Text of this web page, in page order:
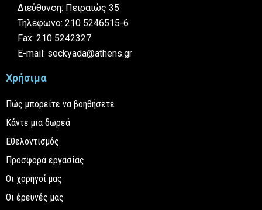
Διεύθυνση: Πειραιώς 35
Τηλέφωνο: 210 5246515-6
Fax: 210 5242327
E-mail: seckyada@athens.gr
Χρήσιμα
Πώς μπορείτε να βοηθήσετε
Κάντε μια δωρεά
Εθελοντισμός
Προσφορά εργασίας
Οι χορηγοί μας
Οι έρευνές μας